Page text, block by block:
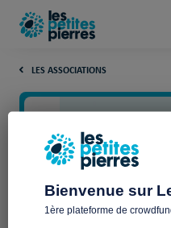
LES ASSOCIATIONS
Bienvenue sur
1ère plateforme de